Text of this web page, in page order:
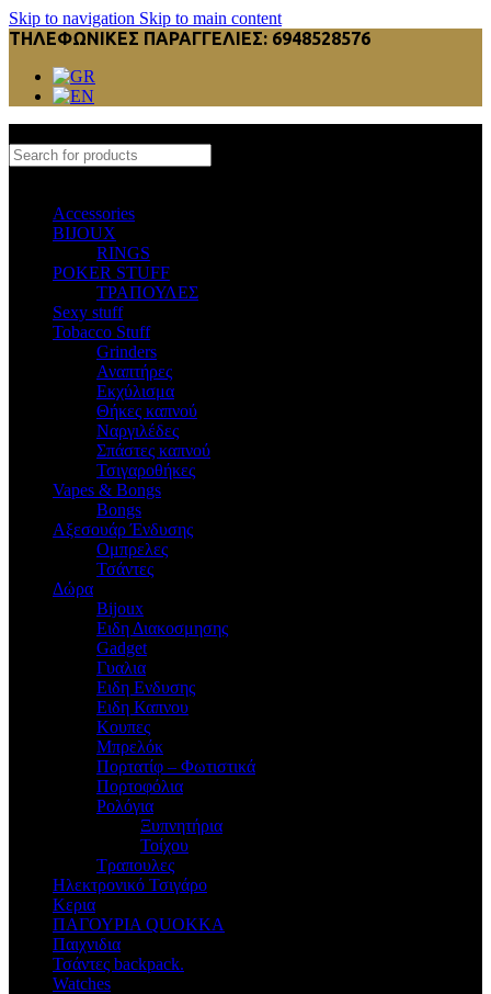
Skip to navigation Skip to main content
ΤΗΛΕΦΩΝΙΚΕΣ ΠΑΡΑΓΓΕΛΙΕΣ: 6948528576
Accessories
BIJOUX
RINGS
POKER STUFF
ΤΡΑΠΟΥΛΕΣ
Sexy stuff
Tobacco Stuff
Grinders
Αναπτήρες
Εκχύλισμα
Θήκες καπνού
Ναργιλέδες
Σπάστες καπνού
Τσιγαροθήκες
Vapes & Bongs
Bongs
Αξεσουάρ Ένδυσης
Oμπρελες
Τσάντες
Δώρα
Bijoux
Eιδη Διακοσμησης
Gadget
Γυαλια
Ειδη Ενδυσης
Ειδη Καπνου
Κουπες
Μπρελόκ
Πορτατίφ – Φωτιστικά
Πορτοφόλια
Ρολόγια
Ξυπνητήρια
Τοίχου
Τραπουλες
Ηλεκτρονικό Τσιγάρο
Κερια
ΠΑΓΟΥΡΙΑ QUOKKA
Παιχνιδια
Τσάντες backpack.
Watches